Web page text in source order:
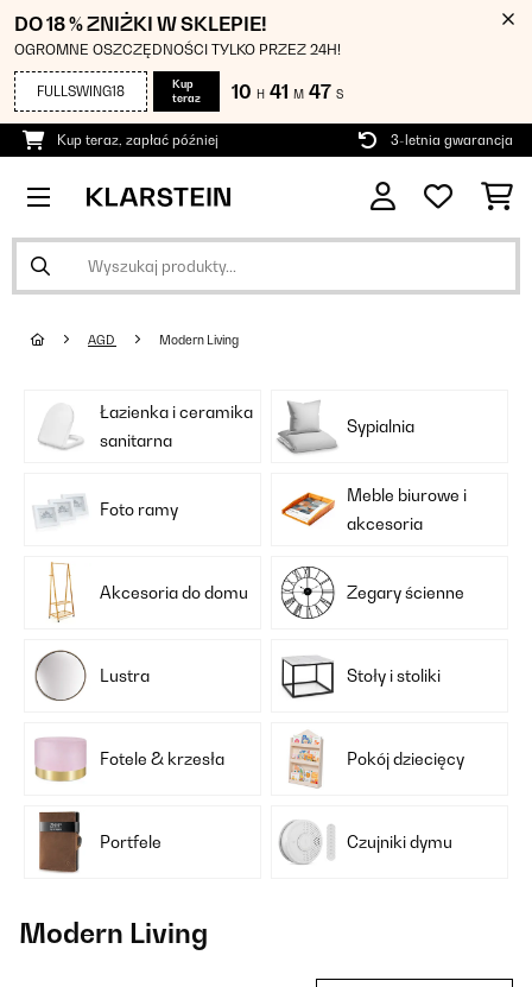
DO 18 % ZNIŻKI W SKLEPIE!
OGROMNE OSZCZĘDNOŚCI TYLKO PRZEZ 24H!
FULLSWING18
Kup
teraz
10 H 41 M 46 S
Kup teraz, zapłać później 3-letnia gwarancja
AGD Modern Living
Łazienka i ceramika
sanitarna
Sypialnia
Foto ramy
Meble biurowe i
akcesoria
Akcesoria do domu Zegary ścienne
Lustra Stoły i stoliki
Fotele & krzesła Pokój dziecięcy
Portfele Czujniki dymu
Modern Living